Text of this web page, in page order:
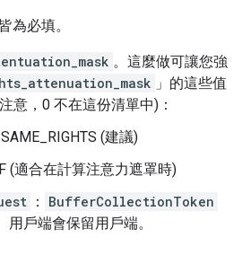
為必填。
。這麼做可讓您強
」的這些值
意，0 不在這份清單中)：
(建議)
(適合在計算注意力遮罩時)
：
BufferCollectionToken
用戶端會保留用戶端。